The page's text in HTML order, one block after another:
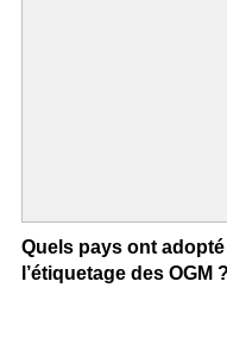
Quels pays ont
l’étiquetage des OGM